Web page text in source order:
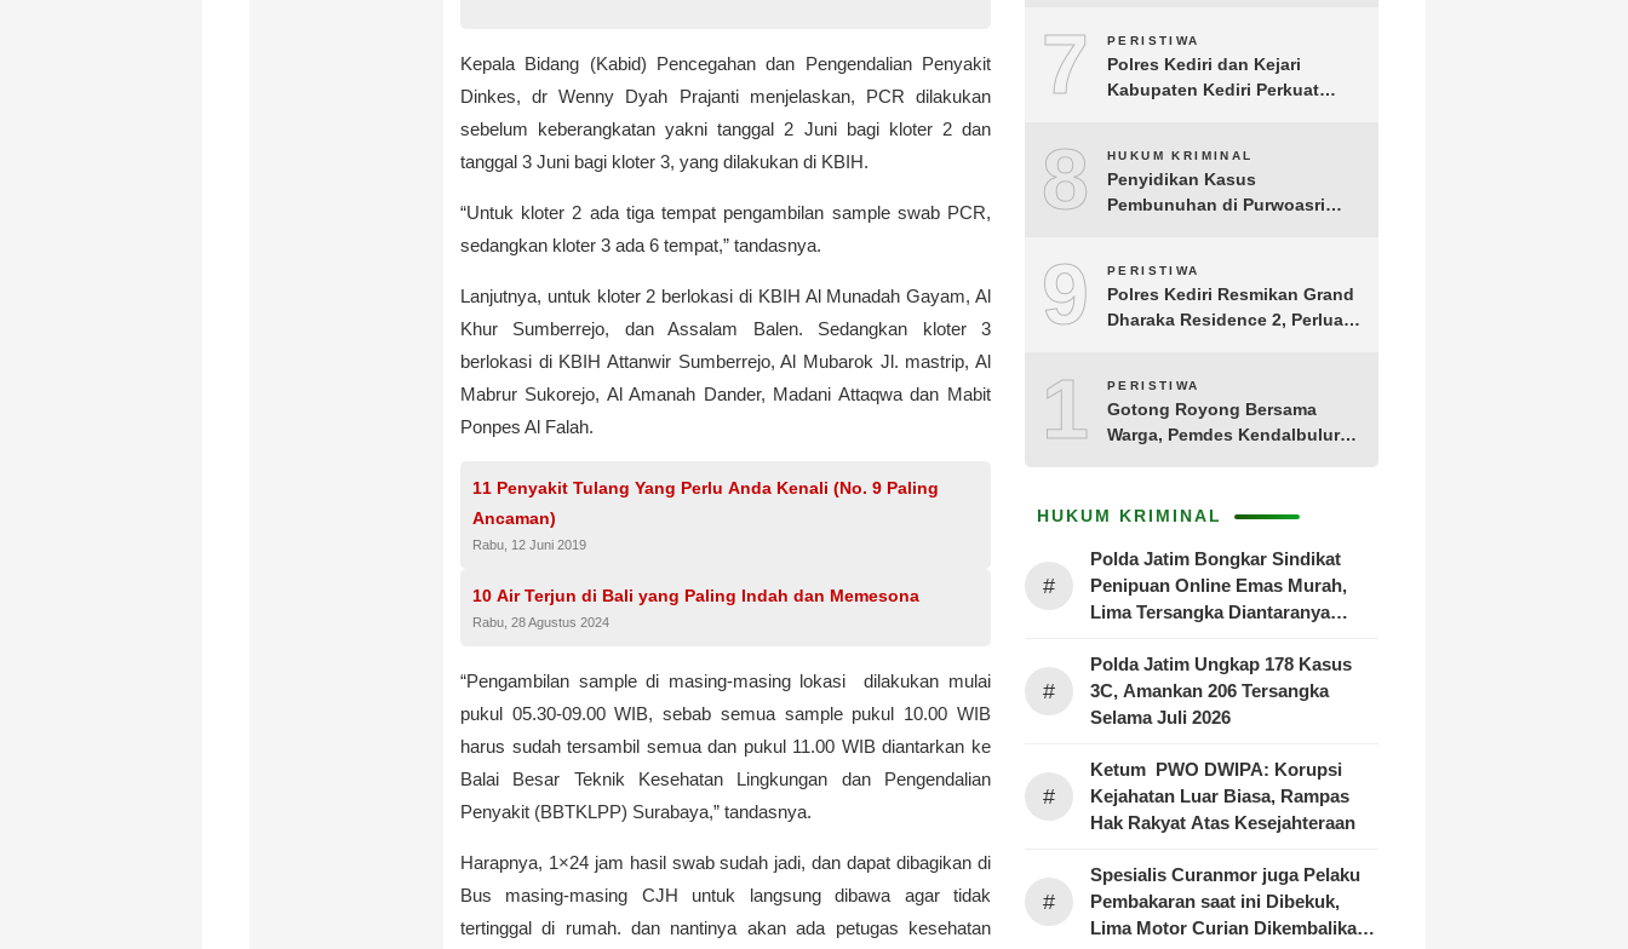
Kepala Bidang (Kabid) Pencegahan dan Pengendalian Penyakit
Dinkes, dr Wenny Dyah Prajanti menjelaskan, PCR dilakukan
sebelum keberangkatan yakni tanggal 2 Juni bagi kloter 2 dan
tanggal 3 Juni bagi kloter 3, yang dilakukan di KBIH.
“Untuk kloter 2 ada tiga tempat pengambilan sample swab PCR,
sedangkan kloter 3 ada 6 tempat,” tandasnya.
Lanjutnya, untuk kloter 2 berlokasi di KBIH Al Munadah Gayam, Al
Khur Sumberrejo, dan Assalam Balen. Sedangkan kloter 3
berlokasi di KBIH Attanwir Sumberrejo, Al Mubarok Jl. mastrip, Al
Mabrur Sukorejo, Al Amanah Dander, Madani Attaqwa dan Mabit
Ponpes Al Falah.
11 Penyakit Tulang Yang Perlu Anda Kenali (No. 9 Paling
Ancaman)
Rabu, 12 Juni 2019
10 Air Terjun di Bali yang Paling Indah dan Memesona
Rabu, 28 Agustus 2024
“Pengambilan sample di masing-masing lokasi dilakukan mulai
pukul 05.30-09.00 WIB, sebab semua sample pukul 10.00 WIB
harus sudah tersambil semua dan pukul 11.00 WIB diantarkan ke
Balai Besar Teknik Kesehatan Lingkungan dan Pengendalian
Penyakit (BBTKLPP) Surabaya,” tandasnya.
Harapnya, 1×24 jam hasil swab sudah jadi, dan dapat dibagikan di
Bus masing-masing CJH untuk langsung dibawa agar tidak
tertinggal di rumah. dan nantinya akan ada petugas kesehatan
Tamanan
7 PERISTIWA
Polres Kediri dan Kejari
Kabupaten Kediri Perkuat
8 HUKUM KRIMINAL
Penyidikan Kasus
Pembunuhan di Purwoasri
Adegan
9 PERISTIWA
Polres Kediri Resmikan Grand
Dharaka Residence 2, Perluas
10PERISTIWA
Gotong Royong Bersama
Warga, Pemdes Kendalbulur
HUKUM KRIMINAL
#
Polda Jatim Bongkar Sindikat
Penipuan Online Emas Murah,
Lima Tersangka Diantaranya
#
Polda Jatim Ungkap 178 Kasus
3C, Amankan 206 Tersangka
Selama Juli 2026
#
Ketum PWO DWIPA: Korupsi
Kejahatan Luar Biasa, Rampas
Hak Rakyat Atas Kesejahteraan
#
Spesialis Curanmor juga Pelaku
Pembakaran saat ini Dibekuk,
Lima Motor Curian Dikembalikan